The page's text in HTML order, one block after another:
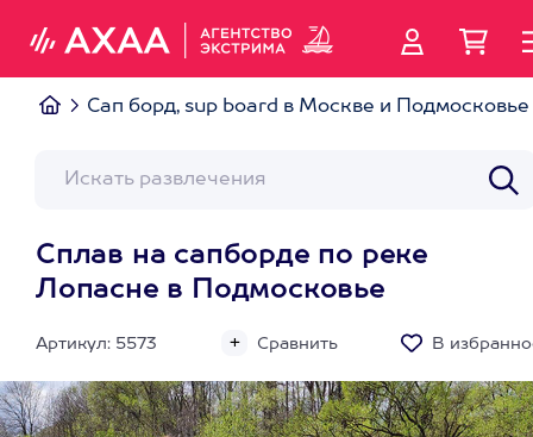
Сап борд, sup board в Москве и Подмосковье
Сплав на сапборде по реке
Лопасне в Подмосковье
Артикул: 5573 Сравнить В